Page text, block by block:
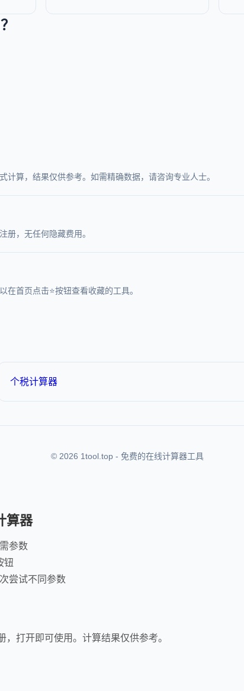
计算，结果仅供参考。如需精确数据，请咨询专业人士。
册，无任何隐藏费用。
在首页点击⭐按钮查看收藏的工具。
个税计算器
© 2026 1tool.top - 免费的在线计算器工具
算器
参数
钮
尝试不同参数
，打开即可使用。计算结果仅供参考。